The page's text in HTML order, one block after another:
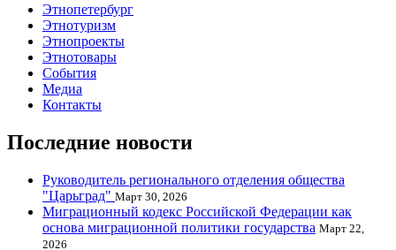
Этнопетербург
Этнотуризм
Этнопроекты
Этнотовары
События
Медиа
Контакты
Последние новости
Руководитель регионального отделения общества
"Царьград" Март 30, 2026
Миграционный кодекс Российской Федерации как
основа миграционной политики государства Март 22,
2026